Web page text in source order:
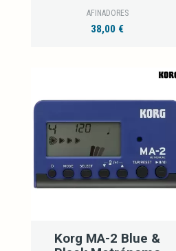
AFINADORES
38,00 €
Korg MA-2 Blue &